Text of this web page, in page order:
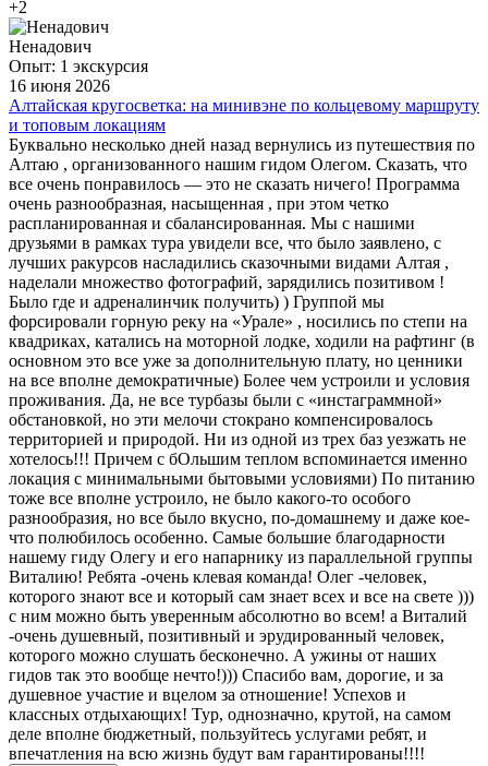
+2
Ненадович
Опыт: 1 экскурсия
16 июня 2026
Алтайская кругосветка: на минивэне по кольцевому маршруту
и топовым локациям
Буквально несколько дней назад вернулись из путешествия по
Алтаю , организованного нашим гидом Олегом. Сказать, что
все очень понравилось — это не сказать ничего! Программа
очень разнообразная, насыщенная , при этом четко
распланированная и сбалансированная. Мы с нашими
друзьями в рамках тура увидели все, что было заявлено, с
лучших ракурсов насладились сказочными видами Алтая ,
наделали множество фотографий, зарядились позитивом !
Было где и адреналинчик получить) ) Группой мы
форсировали горную реку на «Урале» , носились по степи на
квадриках, катались на моторной лодке, ходили на рафтинг (в
основном это все уже за дополнительную плату, но ценники
на все вполне демократичные) Более чем устроили и условия
проживания. Да, не все турбазы были с «инстаграммной»
обстановкой, но эти мелочи стокрано компенсировалось
территорией и природой. Ни из одной из трех баз уезжать не
хотелось!!! Причем с бОльшим теплом вспоминается именно
локация с минимальными бытовыми условиями) По питанию
тоже все вполне устроило, не было какого-то особого
разнообразия, но все было вкусно, по-домашнему и даже кое-
что полюбилось особенно. Самые большие благодарности
нашему гиду Олегу и его напарнику из параллельной группы
Виталию! Ребята -очень клевая команда! Олег -человек,
которого знают все и который сам знает всех и все на свете )))
с ним можно быть уверенным абсолютно во всем! а Виталий
-очень душевный, позитивный и эрудированный человек,
которого можно слушать бесконечно. А ужины от наших
гидов так это вообще нечто!))) Спасибо вам, дорогие, и за
душевное участие и вцелом за отношение! Успехов и
классных отдыхающих! Тур, однозначно, крутой, на самом
деле вполне бюджетный, пользуйтесь услугами ребят, и
впечатления на всю жизнь будут вам гарантированы!!!!